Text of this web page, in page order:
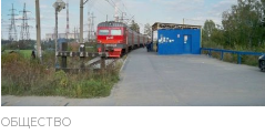
ОБЩЕСТВО